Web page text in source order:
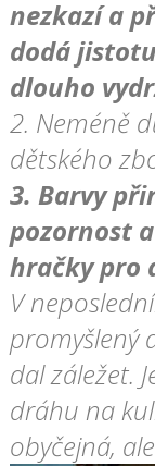
nezkazí a
dodá
dlouho
2. Neméně
dětského
3. Barvy
pozornost
hračky pro
V
promyšlený
dal záležet.
dráhu na
obyčejná,